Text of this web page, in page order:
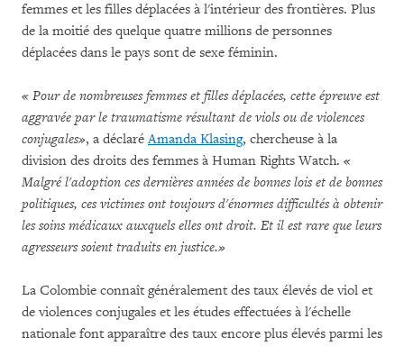
femmes et les filles déplacées à l'intérieur des frontières. Plus
de la moitié des quelque quatre millions de personnes
déplacées dans le pays sont de sexe féminin.
« Pour de nombreuses femmes et filles déplacées, cette épreuve est
aggravée par le traumatisme résultant de viols ou de violences
conjugales», a déclaréAmanda Klasing, chercheuse à la
division des droits des femmes à Human Rights Watch. «
Malgré l'adoption ces dernières années de bonnes lois et de bonnes
politiques, ces victimes ont toujours d'énormes difficultés à obtenir
les soins médicaux auxquels elles ont droit. Et il est rare que leurs
agresseurs soient traduits en justice.»
La Colombie connaît généralement des taux élevés de viol et
de violences conjugales et les études effectuées à l'échelle
nationale font apparaître des taux encore plus élevés parmi les